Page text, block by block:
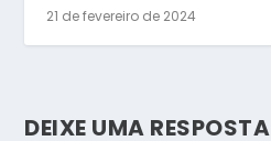
21 de fevereiro de 2024
DEIXE UMA RESPOSTA